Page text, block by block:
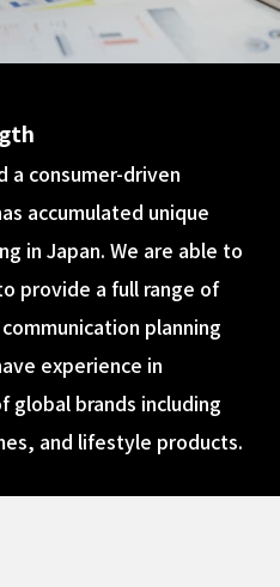
a consumer-driven
accumulated unique
in Japan. We are able to
provide a full range of
planning
experience in
global brands including
and lifestyle products.